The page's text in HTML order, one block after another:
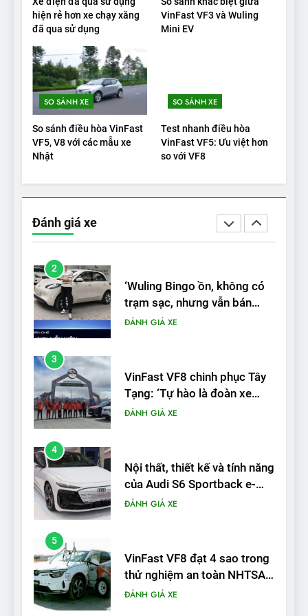
hiện rẻ hơn xe chạy xăng
đã qua sử dụng
VinFast VF3 và Wuling
Mini EV
SO SÁNH XE
So sánh điều hòa VinFast
VF5, V8 với các mẫu xe
Nhật
SO SÁNH XE
Test nhanh điều hòa
VinFast VF5: Ưu việt hơn
so với VF8
Đánh giá xe
20
điện Hyundai Ioniq 5 N 2025
cho thấy đáng để chờ đợi
ĐÁNH GIÁ XE
1
Xe tốt nhất để mua năm
2025: Green Car Reports
kết – Mỹ
‘Wuling Bingo ồn, không có
3
VinFast VF8 chinh phục Tây
4
Nội thất, thiết kế và tính năng
5
VinFast VF8 đạt 4 sao trong
6
Hệ thống treo đa điểm –